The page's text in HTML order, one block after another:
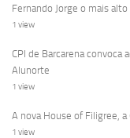
Fernando Jorge o mais
1 view
CPI de Barcarena convoca
Alunorte
1 view
A nova House of Filigree, a
1 view